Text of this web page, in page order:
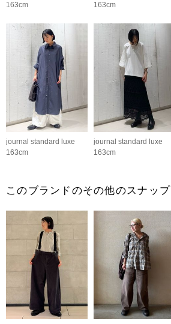
163cm
163cm
journal standard luxe
163cm
journal standard luxe
163cm
このブランドのその他のスナップ